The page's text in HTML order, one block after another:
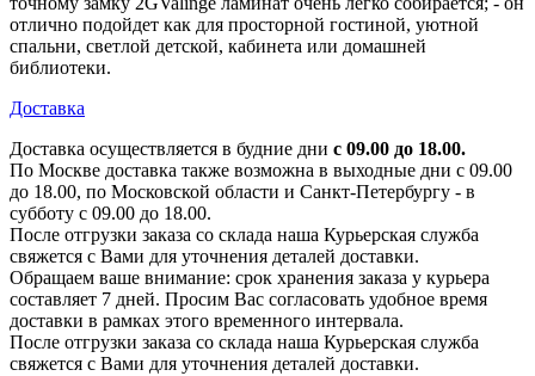
отлично подойдет как для просторной гостиной, уютной
спальни, светлой детской, кабинета или домашней
библиотеки.
Доставка
Доставка осуществляется в будние дни с 09.00 до 18.00.
По Москве доставка также возможна в выходные дни с 09.00
до 18.00, по Московской области и Санкт-Петербургу - в
субботу с 09.00 до 18.00.
После отгрузки заказа со склада наша Курьерская служба
свяжется с Вами для уточнения деталей доставки.
Обращаем ваше внимание: срок хранения заказа у курьера
составляет 7 дней. Просим Вас согласовать удобное время
доставки в рамках этого временного интервала.
После отгрузки заказа со склада наша Курьерская служба
свяжется с Вами для уточнения деталей доставки.